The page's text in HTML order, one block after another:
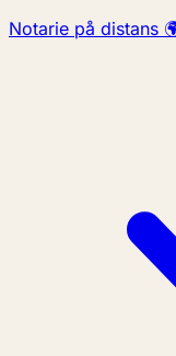
Notarie på distans